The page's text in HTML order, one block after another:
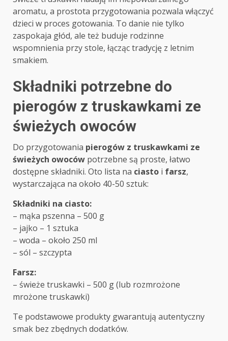
aromatu, a prostota przygotowania pozwala włączyć
dzieci w proces gotowania. To danie nie tylko
zaspokaja głód, ale też buduje rodzinne
wspomnienia przy stole, łącząc tradycję z letnim
smakiem.
Składniki potrzebne do
pierogów z truskawkami ze
świeżych owoców
Do przygotowania pierogów z truskawkami ze
świeżych owoców potrzebne są proste, łatwo
dostępne składniki. Oto lista na ciasto i farsz,
wystarczająca na około 40-50 sztuk:
Składniki na ciasto:
– mąka pszenna – 500 g
– jajko – 1 sztuka
– woda – około 250 ml
– sól – szczypta
Farsz:
– świeże truskawki – 500 g (lub rozmrożone
mrożone truskawki)
Te podstawowe produkty gwarantują autentyczny
smak bez zbędnych dodatków.